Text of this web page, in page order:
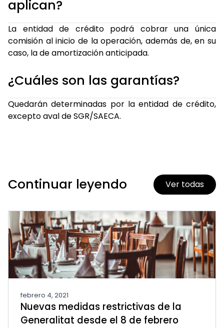
aplican?
La entidad de crédito podrá cobrar una única
comisión al inicio de la operación, además de, en su
caso, la de amortización anticipada.
¿Cuáles son las garantías?
Quedarán determinadas por la entidad de crédito,
excepto aval de SGR/SAECA.
Continuar leyendo Ver todas
febrero 4, 2021
Nuevas medidas restrictivas de la
Generalitat desde el 8 de febrero